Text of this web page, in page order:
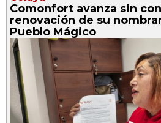
Comonfort avanza sin
renovación de su
Pueblo Mágico